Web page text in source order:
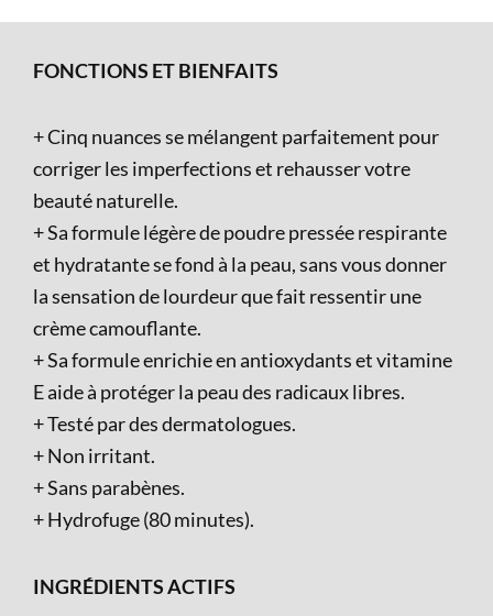
FONCTIONS ET BIENFAITS
+ Cinq nuances se mélangent parfaitement pour
corriger les imperfections et rehausser votre
beauté naturelle.
+ Sa formule légère de poudre pressée respirante
et hydratante se fond à la peau, sans vous donner
la sensation de lourdeur que fait ressentir une
crème camouflante.
+ Sa formule enrichie en antioxydants et vitamine
E aide à protéger la peau des radicaux libres.
+ Testé par des dermatologues.
+ Non irritant.
+ Sans parabènes.
+ Hydrofuge (80 minutes).
INGRÉDIENTS ACTIFS